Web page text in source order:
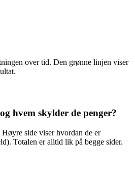
over tid. Den grønne linjen viser
hvem skylder de penger?
Høyre side viser hvordan de er
Totalen er alltid lik på begge sider.